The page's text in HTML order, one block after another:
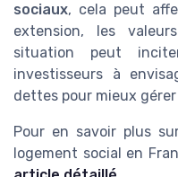
sociaux, cela peut
extension, les
situation peut
investisseurs à
dettes pour mieux
Pour en savoir plus
logement social en